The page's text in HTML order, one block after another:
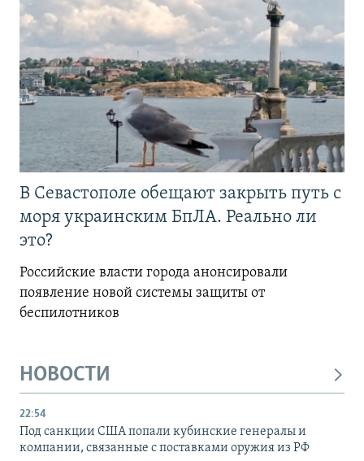
В Севастополе обещают закрыть путь с
моря украинским БпЛА. Реально ли
это?
Российские власти города анонсировали
появление новой системы защиты от
беспилотников
НОВОСТИ
22:54
Под санкции США попали кубинские генералы и
компании, связанные с поставками оружия из РФ